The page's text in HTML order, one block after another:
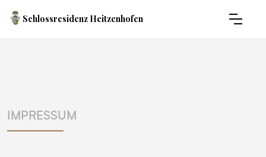
Schlossresidenz Heitzenhofen
IMPRESSUM